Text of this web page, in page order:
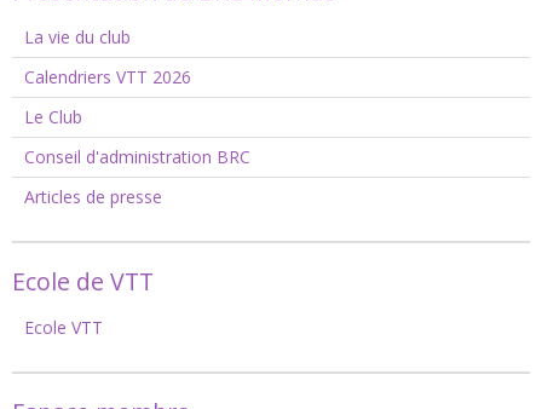
La vie du club
Calendriers VTT 2026
Le Club
Conseil d'administration BRC
Articles de presse
Ecole de VTT
Ecole VTT